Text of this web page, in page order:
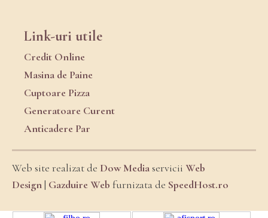
Link-uri utile
Credit Online
Masina de Paine
Cuptoare Pizza
Generatoare Curent
Anticadere Par
Web site realizat de Dow Mediaservicii Web
Design| Gazduire Web furnizata de SpeedHost.ro